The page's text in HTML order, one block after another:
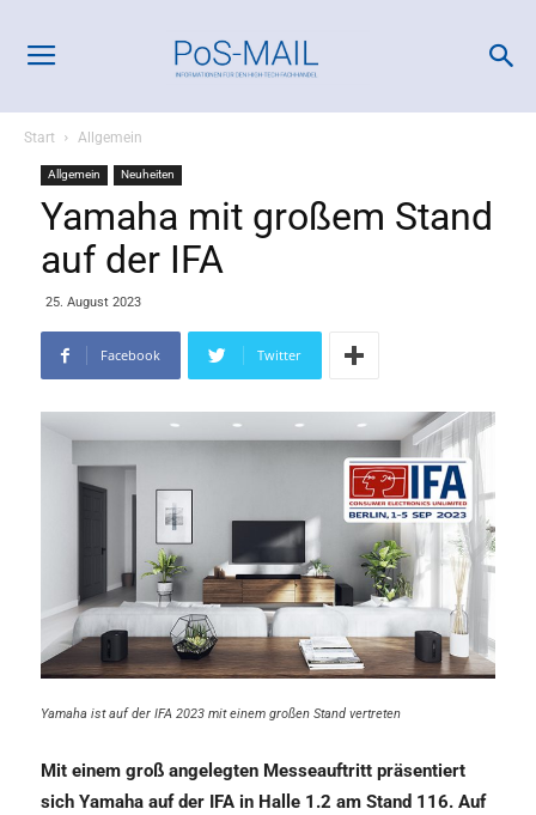
Start Allgemein
Allgemein Neuheiten
Yamaha mit großem Stand
auf der IFA
25. August 2023
Facebook Twitter
Yamaha ist auf der IFA 2023 mit einem großen Stand vertreten
Mit einem groß angelegten Messeauftritt präsentiert
sich Yamaha auf der IFA in Halle 1.2 am Stand 116. Auf